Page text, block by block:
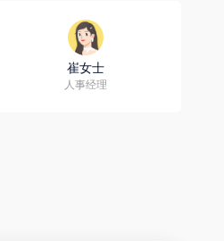
崔女士
人事经理